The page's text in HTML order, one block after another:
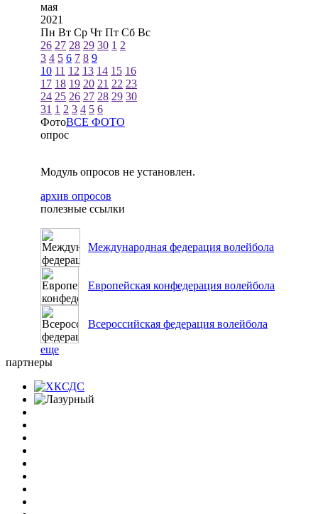
мая
2021
Пн Вт Ср Чт Пт Сб Вс
26 27 28 29 30 1 2
3 4 5 6 7 8 9
10 11 12 13 14 15 16
17 18 19 20 21 22 23
24 25 26 27 28 29 30
31 1 2 3 4 5 6
ФотоВСЕ ФОТО
опрос
Модуль опросов не установлен.
архив опросов
полезные ссылки
Международная федерация волейбола
Европейская конфедерация волейбола
Всероссийская федерация волейбола
еще
партнеры